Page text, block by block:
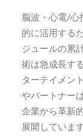
脳波・心電/心
的に活用する
ジュールの累
術は急成長す
ターテイメン
やパートナー
企業から革新
展開しています